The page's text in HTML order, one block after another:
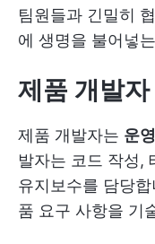
팀원들과 긴밀히
에 생명을 불어넣
제품 개발자
제품 개발자는 운
발자는 코드 작성,
유지보수를 담당
품 요구 사항을 기